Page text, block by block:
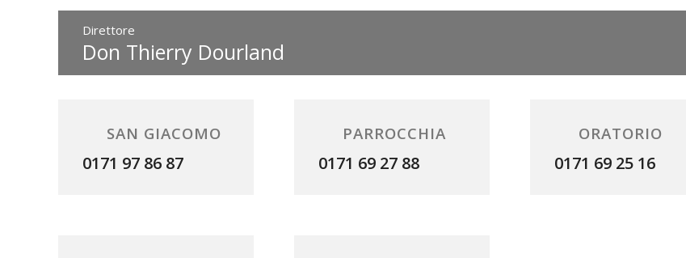
Direttore
Don Thierry Dourland
SAN GIACOMO
0171 97 86 87
PARROCCHIA
0171 69 27 88
ORATORIO
0171 69 25 16